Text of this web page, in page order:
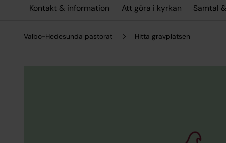
Kontakt & information Att göra i kyrkan Samtal
Valbo-Hedesunda pastorat Hitta gravplatsen